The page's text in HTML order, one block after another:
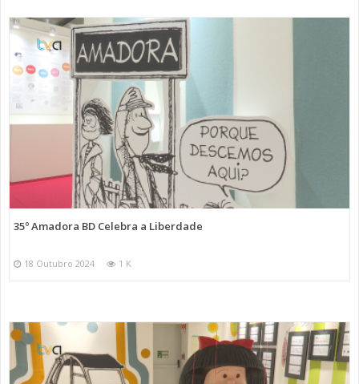
35º Amadora BD Celebra a Liberdade
18 Outubro 2024 1 K